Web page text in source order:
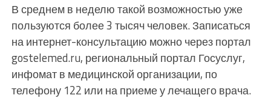
В среднем в неделю такой возможностью уже
пользуются более 3 тысяч человек. Записаться
на интернет-консультацию можно через портал
gostelemed.ru, региональный портал Госуслуг,
инфомат в медицинской организации, по
телефону 122 или на приеме у лечащего врача.